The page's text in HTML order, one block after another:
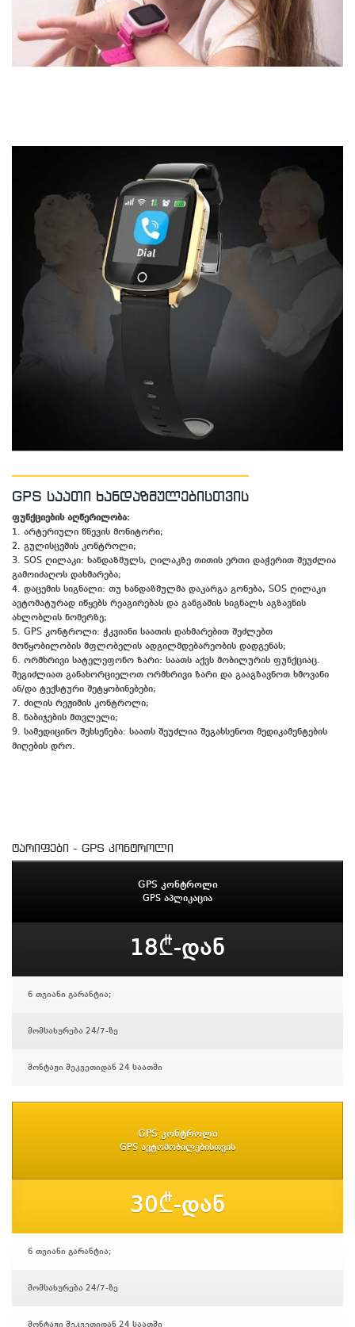
GPS საათი ხანდაზმულებისთვის
ფუნქციების აღწერილობა:
1. არტერიული წნევის მონიტორი;
2. გულისცემის კონტროლი;
3. SOS ღილაკი: ხანდაზმულს, ღილაკზე თითის ერთი დაჭერით შეუძლია
გამოიძაღოს დახმარება;
4. დაცემის სიგნალი: თუ ხანდაზმულმა დაკარგა გონება, SOS ღილაკი
ავტომატურად იწყებს რეაგირებას და განგაშის სიგნალს აგზავნის
ახლობლის ნომერზე;
5. GPS კონტროლი: ჭკვიანი საათის დახმარებით შეძლებთ
მოწყობილობის მფლობელის ადგილმდებარეობის დადგენას;
6. ორმხრივი სატელეფონო ზარი: საათს აქვს მობილურის ფუნქციაც.
შეგიძლიათ განახორციელოთ ორმხრივი ზარი და გააგზავნოთ ხმოვანი
ან/და ტექსტური შეტყობინებები;
7. ძილის რეჟიმის კონტროლი;
8. ნაბიჯების მთვლელი;
9. სამედიცინო შეხსენება: საათს შეუძლია შეგახსენოთ მედიკამენტების
მიღების დრო.
ტარიფები - GPS კონტროლი
GPS კონტროლი
GPS აპლიკაცია
18₾-დან
6 თვიანი გარანტია;
მომსახურება 24/7-ზე
მონტაჟი შეკვეთიდან 24 საათში
GPS კონტროლი
GPS ავტომობილებისთვის
30₾-დან
6 თვიანი გარანტია;
მომსახურება 24/7-ზე
მონტაჟი შეკვეთიდან 24 საათში